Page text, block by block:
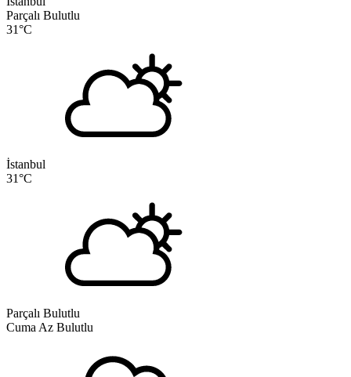
Parçalı Bulutlu
31°C
İstanbul
31°C
Parçalı Bulutlu
Cuma Az Bulutlu